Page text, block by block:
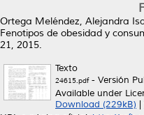
Ortega Meléndez, Alejandra
Fenotipos de obesidad y
21, 2015.
Texto
24615.pdf- Versión
Available under
Download (229kB)